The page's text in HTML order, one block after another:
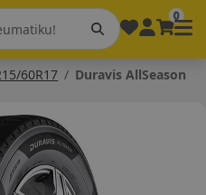
0
60R17 Duravis AllSeason